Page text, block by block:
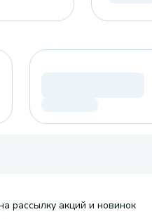
рассылку акций и новинок